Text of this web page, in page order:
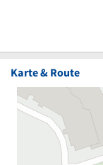
Karte & Route